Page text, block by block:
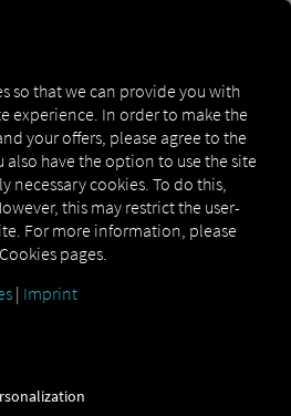
|
|
logistică: Cum pot fi
ecologice și
so that we can provide you with
experience. In order to make the
your offers, please agree to the
also have the option to use the site
necessary cookies. To do this,
this may restrict the user-
For more information, please
pages.
| Imprint